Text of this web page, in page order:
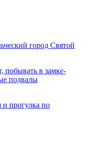
город Святой
побывать в замке-
подвалы